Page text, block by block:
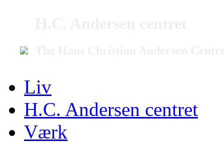
Liv
H.C. Andersen centret
Værk